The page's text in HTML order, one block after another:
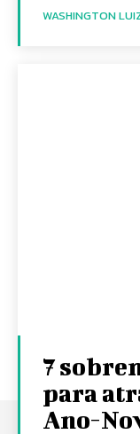
WASHINGTON
7
para
Ano-